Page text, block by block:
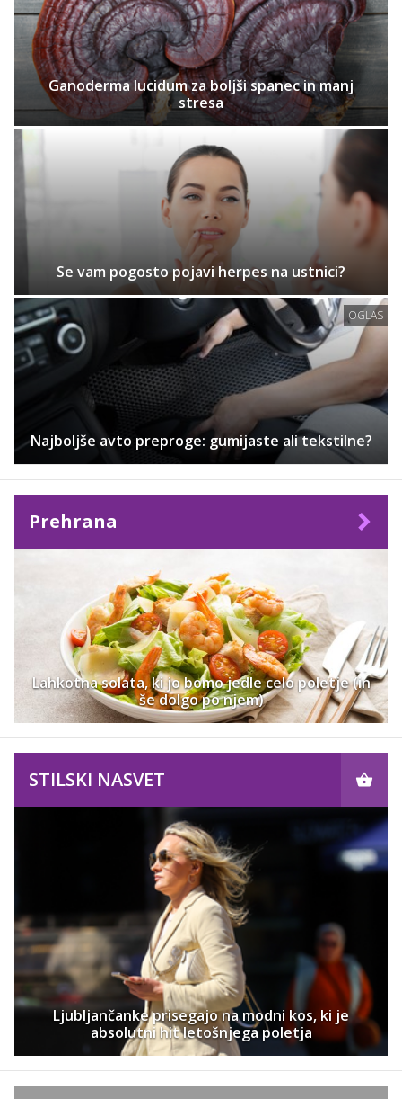
Ganoderma lucidum za boljši spanec in manj
stresa
Se vam pogosto pojavi herpes na ustnici?
OGLAS
Najboljše avto preproge: gumijaste ali tekstilne?
Prehrana
Lahkotna solata, ki jo bomo jedle celo poletje (in
še dolgo po njem)
STILSKI NASVET
Ljubljančanke prisegajo na modni kos, ki je
absolutni hit letošnjega poletja